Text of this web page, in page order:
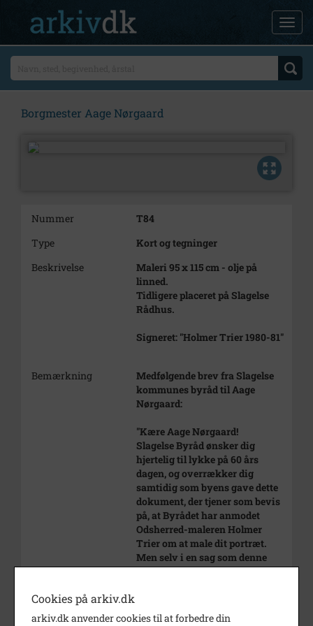
Borgmester Aage Nørgaard
Nummer
T84
Type
Kort og tegninger
Beskrivelse
Maleri 95 x 115 cm - olje på
linned.
Tidligere placeret på Slagelse
Rådhus.
Signeret: "Holmer Trier 1980-81"
Bemærkning
Medfølgende brev fra Slagelse
kommunes byråd til Aage
Nørgaard:
"Kære Aage Nørgaard!
Slagelse Byråd ønsker dig
hjertelig til lykke på 60 års
dagen, og overrækker dig
samtidig som byens gave dette
dokument, der tjener som bevis
på, at Byrådet har anmodet
Odsherred-maleren Holmer
Trier om at male dit portræt.
Men selv i en sag som denne
kan Byrådet vanskeligt handle
ledige stunder at sidde model for
Cookies på arkiv.dk
arkiv.dk anvender cookies til at forbedre din